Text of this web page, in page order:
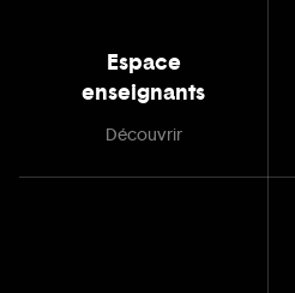
Espace
enseignants
Découvrir